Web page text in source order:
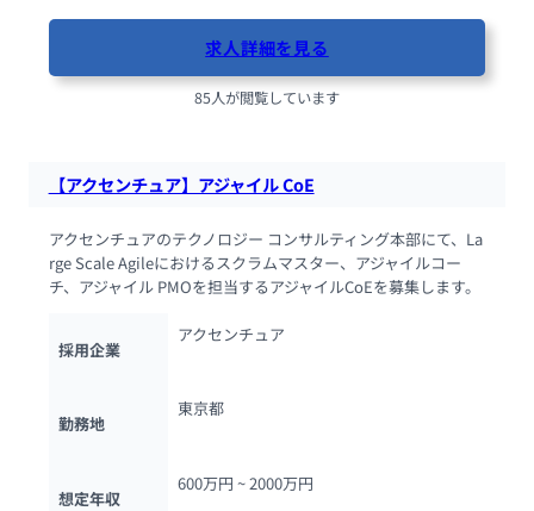
求人詳細を見る
85人が閲覧しています
【アクセンチュア】アジャイル CoE
アクセンチュアのテクノロジー コンサルティング本部にて、La
rge Scale Agileにおけるスクラムマスター、アジャイルコー
チ、アジャイル PMOを担当するアジャイルCoEを募集します。
採用企業
アクセンチュア
勤務地
東京都
想定年収
600万円 ~ 2000万円